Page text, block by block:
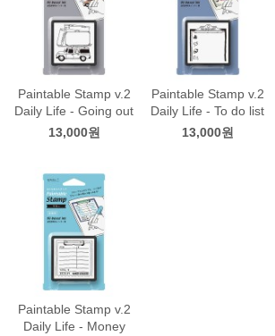
Paintable Stamp v.2
Daily Life - Going out
13,000원
Paintable Stamp v.2
Daily Life - To do list
13,000원
Paintable Stamp v.2
Daily Life - Money